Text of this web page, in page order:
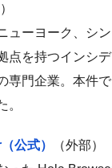
ューヨーク、シ
点を持つインシ
専門企業。本件
。
公式）
（外部）